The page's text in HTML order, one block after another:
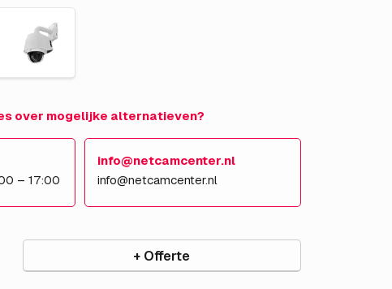
over mogelijke alternatieven?
– 17:00
info@netcamcenter.nl
info@netcamcenter.nl
+ Offerte